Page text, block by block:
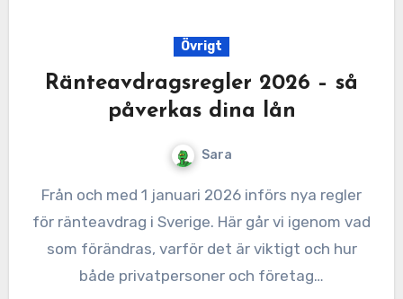
Övrigt
Ränteavdragsregler 2026 – så
påverkas dina lån
Sara
Från och med 1 januari 2026 införs nya regler
för ränteavdrag i Sverige. Här går vi igenom vad
som förändras, varför det är viktigt och hur
både privatpersoner och företag…